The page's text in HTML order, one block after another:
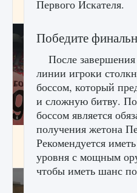
9 августа 2024
Входят ли «Милан» и
9 августа 2024
Первого Искателя.
Победите
После
линии игроки
боссом, который
и сложную битву.
боссом является
получения жетона
Рекомендуется
уровня с мощным
чтобы иметь шанс